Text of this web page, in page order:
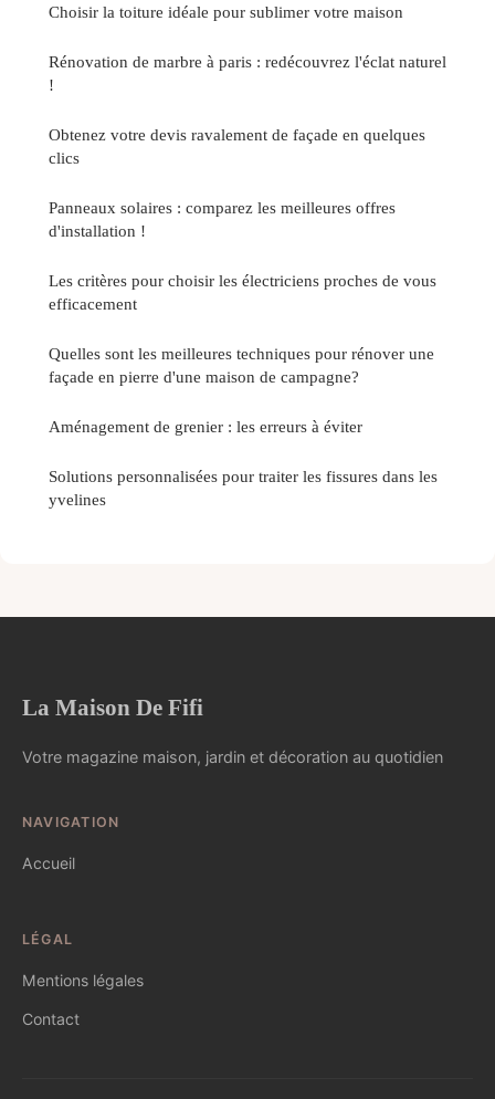
Choisir la toiture idéale pour sublimer votre maison
Rénovation de marbre à paris : redécouvrez l'éclat naturel
!
Obtenez votre devis ravalement de façade en quelques
clics
Panneaux solaires : comparez les meilleures offres
d'installation !
Les critères pour choisir les électriciens proches de vous
efficacement
Quelles sont les meilleures techniques pour rénover une
façade en pierre d'une maison de campagne?
Aménagement de grenier : les erreurs à éviter
Solutions personnalisées pour traiter les fissures dans les
yvelines
La Maison De Fifi
Votre magazine maison, jardin et décoration au quotidien
NAVIGATION
Accueil
LÉGAL
Mentions légales
Contact